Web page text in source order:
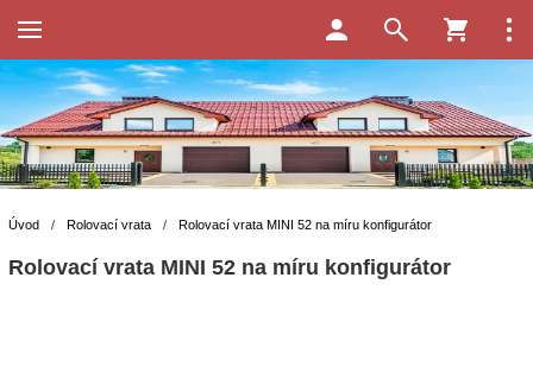
Úvod / Rolovací vrata / Rolovací vrata MINI 52 na míru konfigurátor
Rolovací vrata MINI 52 na míru konfigurátor